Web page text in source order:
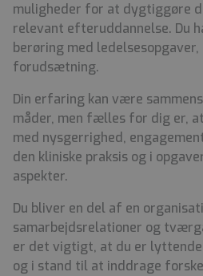
muligheder for at dygtiggøre
relevant efteruddannelse. Du
berøring med ledelsesopgaver,
forudsætning.
Din erfaring kan være
måder, men fælles for dig er,
med nysgerrighed,
den kliniske praksis og i
aspekter.
Du bliver en del af en
samarbejdsrelationer og
er det vigtigt, at du er
og i stand til at inddrage